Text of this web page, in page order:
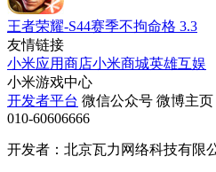
王者荣耀-S44赛季不拘命格 3.3
友情链接
小米应用商店小米商城英雄互娱
小米游戏中心
开发者平台 微信公众号 微博主页
010-60606666
开发者：北京瓦力网络科技有限